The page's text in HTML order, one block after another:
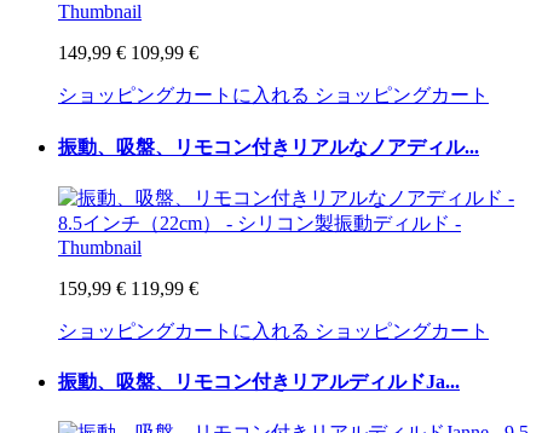
149,99 € 109,99 €
ショッピングカートに入れる ショッピングカート
振動、吸盤、リモコン付きリアルなノアディル...
159,99 € 119,99 €
ショッピングカートに入れる ショッピングカート
振動、吸盤、リモコン付きリアルディルドJa...